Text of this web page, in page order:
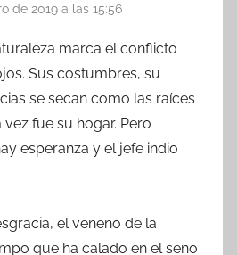
de 2019 a las 15:56
marca el conflicto
Sus costumbres, su
se secan como las raíces
fue su hogar. Pero
esperanza y el jefe indio
el veneno de la
que ha calado en el seno